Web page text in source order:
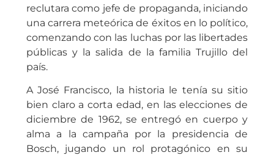
reclutara como jefe de propaganda, iniciando
una carrera meteórica de éxitos en lo político,
comenzando con las luchas por las libertades
públicas y la salida de la familia Trujillo del
país.
A José Francisco, la historia le tenía su sitio
bien claro a corta edad, en las elecciones de
diciembre de 1962, se entregó en cuerpo y
alma a la campaña por la presidencia de
Bosch, jugando un rol protagónico en su